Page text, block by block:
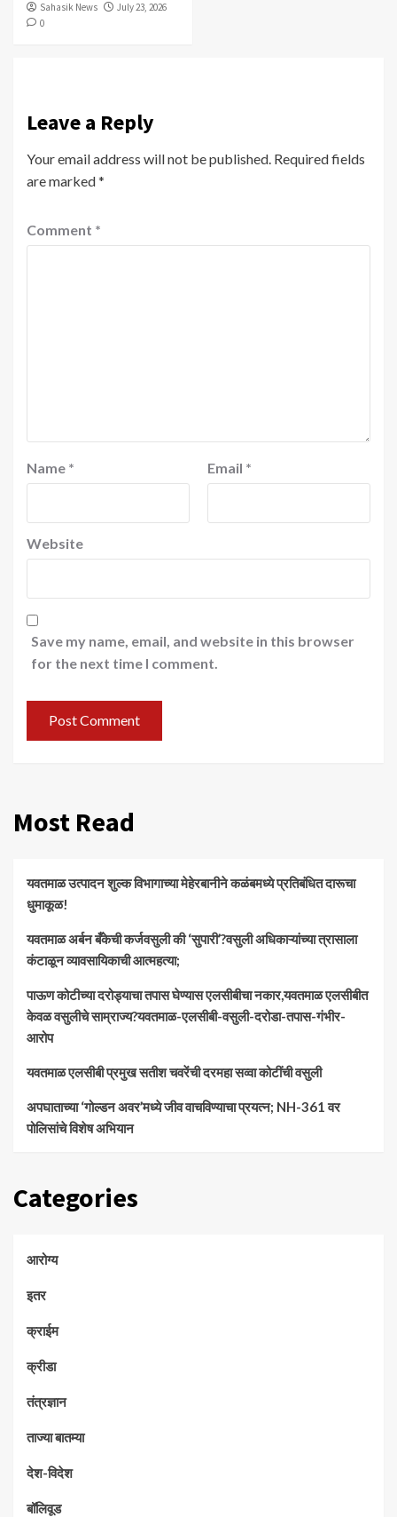
Sahasik News
July 23, 2026
0
Leave a Reply
Your email address will not be published. Required fields
are marked*
Comment *
Name * Email *
Website
Save my name, email, and website in this browser
for the next time I comment.
Most Read
यवतमाळ उत्पादन शुल्क विभागाच्या मेहेरबानीने कळंबमध्ये प्रतिबंधित दारूचा
धुमाकूळ!
​यवतमाळ अर्बन बँकेची कर्जवसुली की ‘सुपारी’?वसुली अधिकाऱ्यांच्या त्रासाला
कंटाळून व्यावसायिकाची आत्महत्या;
पाऊण कोटीच्या दरोड्याचा तपास घेण्यास एलसीबीचा नकार,यवतमाळ एलसीबीत
केवळ वसुलीचे साम्राज्य?यवतमाळ-एलसीबी-वसुली-दरोडा-तपास-गंभीर-
आरोप
यवतमाळ एलसीबी प्रमुख सतीश चवरेंची दरमहा सव्वा कोटींची वसुली
अपघाताच्या ‘गोल्डन अवर’मध्ये जीव वाचविण्याचा प्रयत्न; NH-361 वर
पोलिसांचे विशेष अभियान
Categories
आरोग्य
इतर
क्राईम
क्रीडा
तंत्रज्ञान
ताज्या बातम्या
देश-विदेश
बॉलिवूड